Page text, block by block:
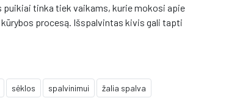
tinka tiek vaikams, kurie mokosi apie
procesą. Išspalvintas kivis gali tapti
sėklos spalvinimui žalia spalva